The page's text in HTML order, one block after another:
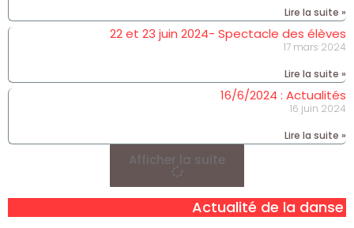
Lire la suite »
22 et 23 juin 2024- Spectacle des élèves
17 mars 2024
Lire la suite »
16/6/2024 : Actualités
16 juin 2024
Lire la suite »
Afficher la suite
Actualité de la danse